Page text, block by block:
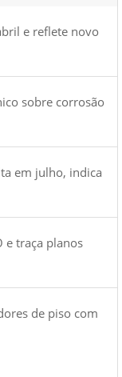
e reflete novo
sobre corrosão
em julho, indica
e traça planos
de piso com